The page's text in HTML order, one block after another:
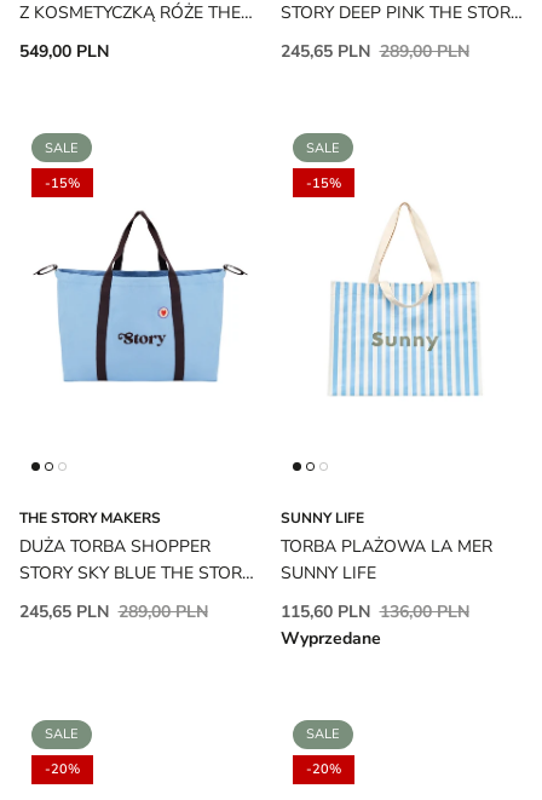
Z KOSMETYCZKĄ RÓŻE THE
STORY MAKERS
549,00 PLN
STORY DEEP PINK THE STORY
MAKERS
245,65 PLN 289,00 PLN
SALE
-15%
THE STORY MAKERS
DUŻA TORBA SHOPPER
STORY SKY BLUE THE STORY
245,65 PLN 289,00 PLN
SALE
-15%
SUNNY LIFE
TORBA PLAŻOWA LA MER
SUNNY LIFE
115,60 PLN 136,00 PLN
Wyprzedane
SALE
-20%
SALE
-20%